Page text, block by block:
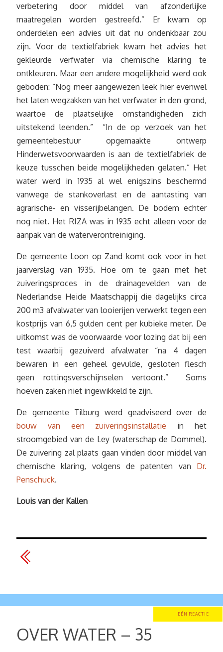
verbetering door middel van afzonderlijke
maatregelen worden gestreefd.” Er kwam op
onderdelen een advies uit dat nu ondenkbaar zou
zijn. Voor de textielfabriek kwam het advies het
gekleurde verfwater via chemische klaring te
ontkleuren. Maar een andere mogelijkheid werd ook
geboden: “Nog meer aangewezen leek hier evenwel
het laten wegzakken van het verfwater in den grond,
waartoe de plaatselijke omstandigheden zich
uitstekend leenden.” “In de op verzoek van het
gemeentebestuur opgemaakte ontwerp
Hinderwetsvoorwaarden is aan de textielfabriek de
keuze tusschen beide mogelijkheden gelaten.” Het
water werd in 1935 al wel enigszins beschermd
vanwege de stankoverlast en de aantasting van
agrarische- en visserijbelangen. De bodem echter
nog niet. Het RIZA was in 1935 echt alleen voor de
aanpak van de waterverontreiniging.
De gemeente Loon op Zand komt ook voor in het
jaarverslag van 1935. Hoe om te gaan met het
zuiveringsproces in de drainagevelden van de
Nederlandse Heide Maatschappij die dagelijks circa
200 m3 afvalwater van looierijen verwerkt tegen een
kostprijs van 6,5 gulden cent per kubieke meter. De
uitkomst was de voorwaarde voor lozing dat bij een
test waarbij gezuiverd afvalwater “na 4 dagen
bewaren in een geheel gevulde, gesloten flesch
geen rottingsverschijnselen vertoont.” Soms
hoeven zaken niet ingewikkeld te zijn.
De gemeente Tilburg werd geadviseerd over de
bouw van een zuiveringsinstallatie in het
stroomgebied van de Ley (waterschap de Dommel).
De zuivering zal plaats gaan vinden door middel van
chemische klaring, volgens de patenten van Dr.
Penschuck.
Louis van der Kallen
EÉN REACTIE
OVER WATER – 35